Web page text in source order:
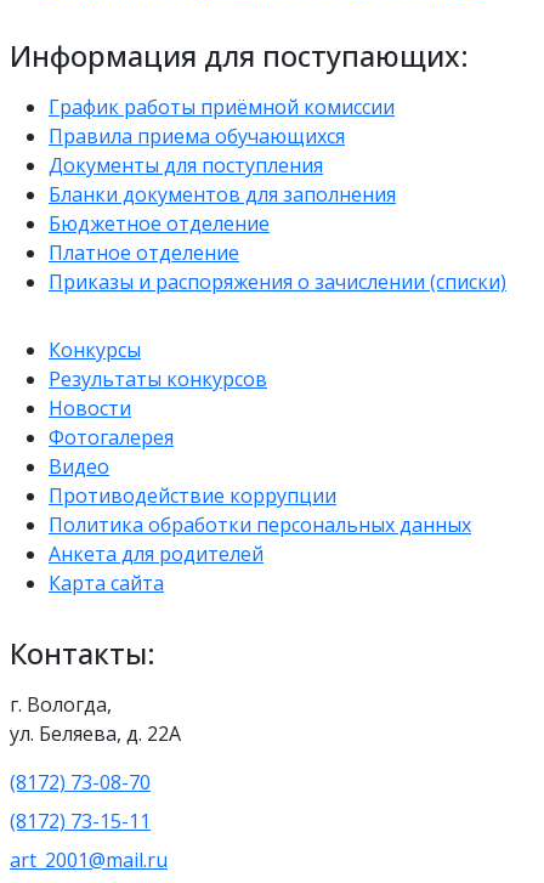
Информация для поступающих:
График работы приёмной комиссии
Правила приема обучающихся
Документы для поступления
Бланки документов для заполнения
Бюджетное отделение
Платное отделение
Приказы и распоряжения о зачислении (списки)
Конкурсы
Результаты конкурсов
Новости
Фотогалерея
Видео
Противодействие коррупции
Политика обработки персональных данных
Анкета для родителей
Карта сайта
Контакты:
г. Вологда,
ул. Беляева, д. 22А
(8172) 73-08-70
(8172) 73-15-11
art_2001@mail.ru